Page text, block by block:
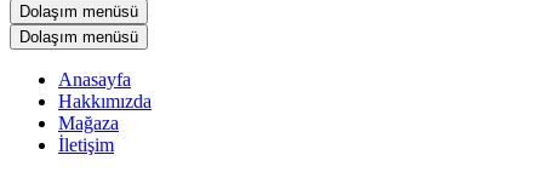
Dolaşım menüsü
Dolaşım menüsü
Anasayfa
Hakkımızda
Mağaza
İletişim